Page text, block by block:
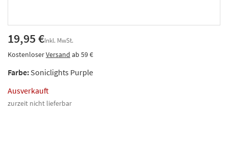
19,95 €Inkl. MwSt.
KostenloserVersand ab 59 €
Farbe: Soniclights Purple
Ausverkauft
zurzeit nicht lieferbar